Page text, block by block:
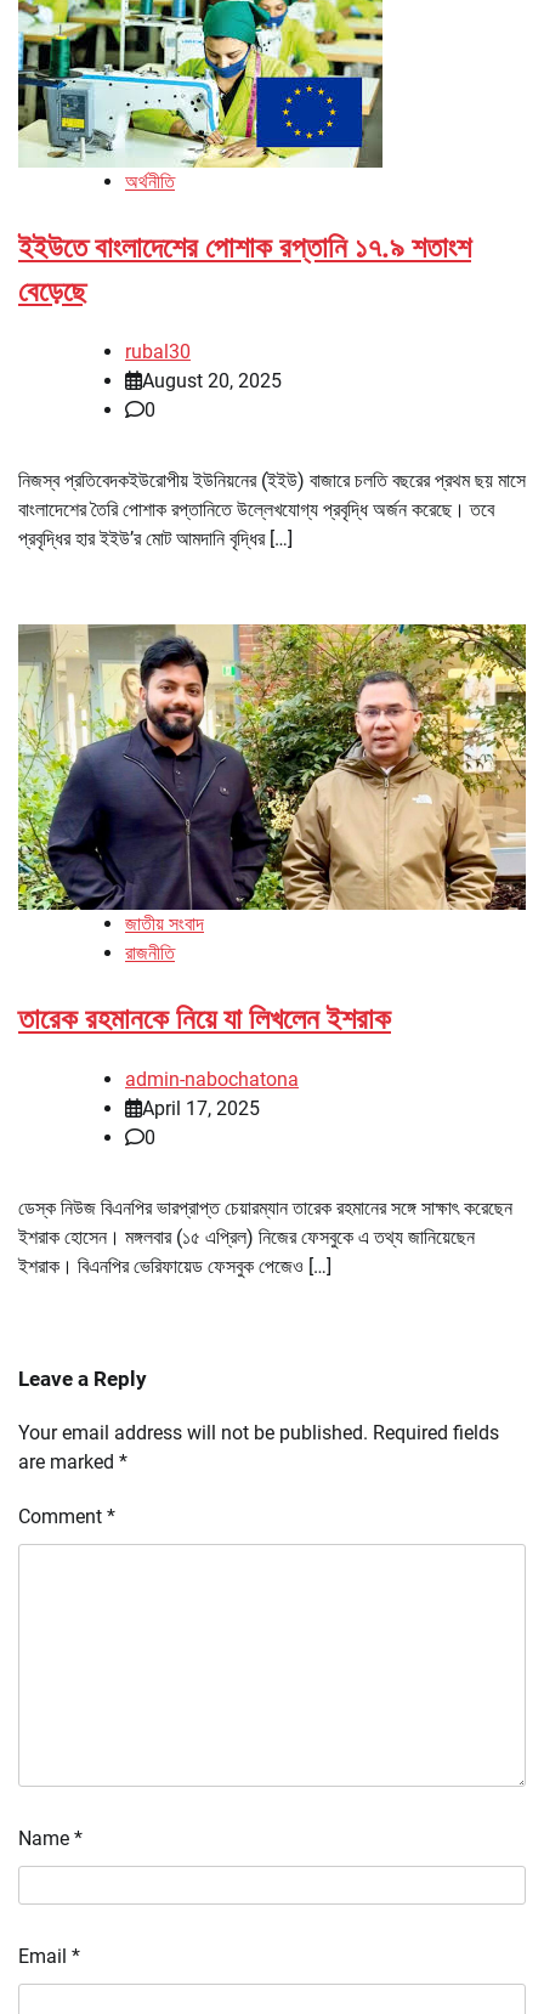
অর্থনীতি
ইইউতে বাংলাদেশের পোশাক রপ্তানি ১৭.৯ শতাংশ
বেড়েছে
rubal30
August 20, 2025
0
নিজস্ব প্রতিবেদকইউরোপীয় ইউনিয়নের (ইইউ) বাজারে চলতি বছরের প্রথম ছয় মাসে
বাংলাদেশের তৈরি পোশাক রপ্তানিতে উল্লেখযোগ্য প্রবৃদ্ধি অর্জন করেছে। তবে
প্রবৃদ্ধির হার ইইউ’র মোট আমদানি বৃদ্ধির […]
জাতীয় সংবাদ
রাজনীতি
তারেক রহমানকে নিয়ে যা লিখলেন ইশরাক
admin-nabochatona
April 17, 2025
0
ডেস্ক নিউজ বিএনপির ভারপ্রাপ্ত চেয়ারম্যান তারেক রহমানের সঙ্গে সাক্ষাৎ করেছেন
ইশরাক হোসেন। মঙ্গলবার (১৫ এপ্রিল) নিজের ফেসবুকে এ তথ্য জানিয়েছেন
ইশরাক। বিএনপির ভেরিফায়েড ফেসবুক পেজেও […]
Leave a Reply
Your email address will not be published. Required fields
are marked *
Comment *
Name *
Email *